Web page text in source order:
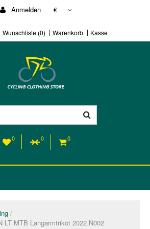
Anmelden €
Wunschliste (0) Warenkorb Kasse
0 0 0
LT MTB Langarmtrikot 2022 N002